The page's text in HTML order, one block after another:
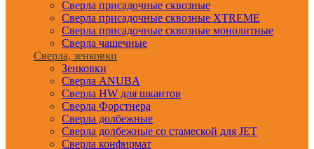
Сверла присадочные сквозные
Сверла присадочные сквозные XTREME
Сверла присадочные сквозные монолитные
Сверла чашечные
Сверла, зенковки
Зенковки
Сверла ANUBA
Сверла HW для шкантов
Сверла Форстнера
Сверла долбежные
Сверла долбежные со стамеской для JET
Сверла конфирмат